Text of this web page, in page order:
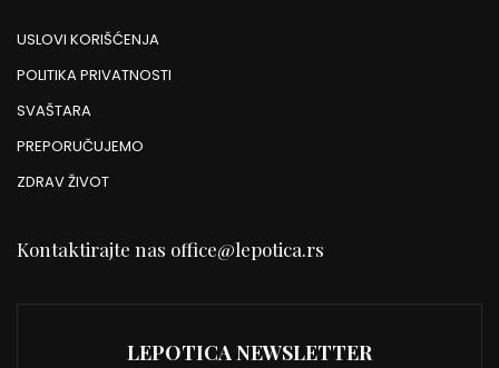
USLOVI KORIŠĆENJA
POLITIKA PRIVATNOSTI
SVAŠTARA
PREPORUČUJEMO
ZDRAV ŽIVOT
Kontaktirajte nas office@lepotica.rs
LEPOTICA NEWSLETTER